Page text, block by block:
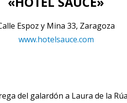
Espoz y Mina 33, Zaragoza
www.hotelsauce.com
del galardón a Laura de la